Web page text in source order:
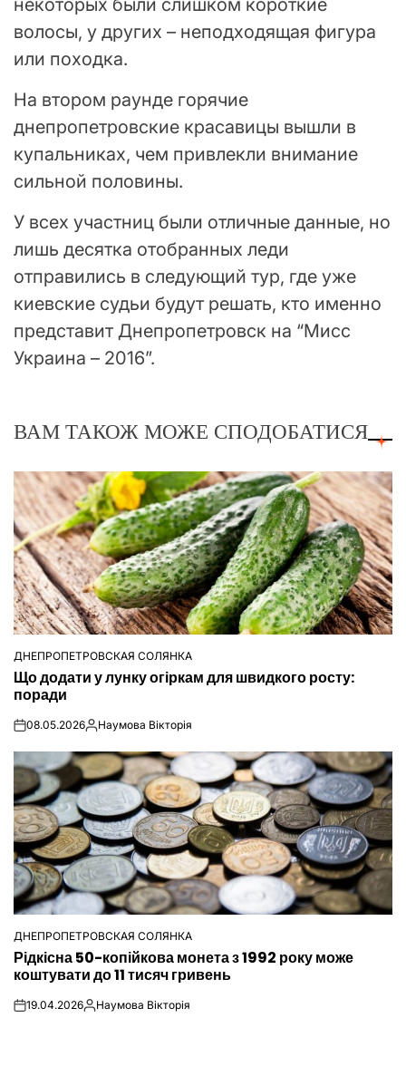
волосы, у других – неподходящая фигура
или походка.
На втором раунде горячие
днепропетровские красавицы вышли в
купальниках, чем привлекли внимание
сильной половины.
У всех участниц были отличные данные, но
лишь десятка отобранных леди
отправились в следующий тур, где уже
киевские судьи будут решать, кто именно
представит Днепропетровск на “Мисс
Украина – 2016”.
ВАМ ТАКОЖ МОЖЕ СПОДОБАТИСЯ
ОПУБЛІКУВАТИ
У
ДНЕПРОПЕТРОВСКАЯ СОЛЯНКА
Що додати у лунку огіркам для швидкого росту:
поради
on08.05.2026Опубліковано
Наумова Вікторія
ОПУБЛІКУВАТИ
У
ДНЕПРОПЕТРОВСКАЯ СОЛЯНКА
Рідкісна 50-копійкова монета з 1992 року може
коштувати до 11 тисяч гривень
on19.04.2026Опубліковано
Наумова Вікторія